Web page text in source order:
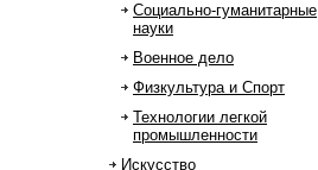
Социально-гуманитарные
науки
Военное дело
Физкультура и Спорт
Технологии легкой
промышленности
Искусство